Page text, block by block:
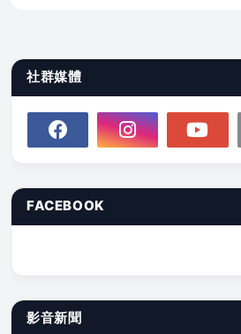
社群媒體
FACEBOOK
影音新聞